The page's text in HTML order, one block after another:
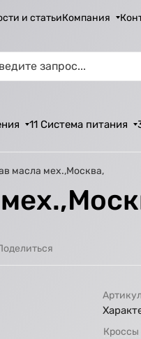
и статьиКомпания
11 Система питания
масла мех.,Москва,
Кроссы